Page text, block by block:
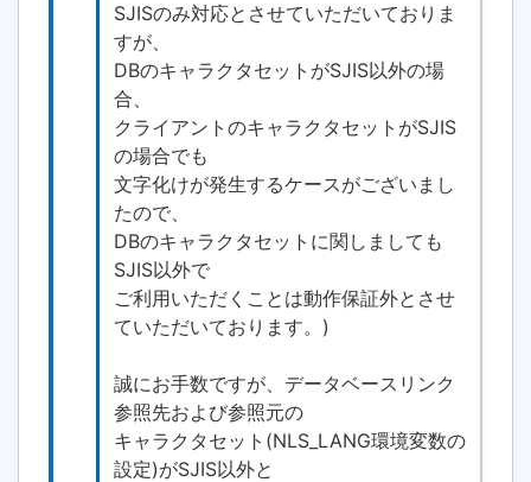
SJISのみ対応とさせていただいておりま
すが、
DBのキャラクタセットがSJIS以外の場
合、
クライアントのキャラクタセットがSJIS
の場合でも
文字化けが発生するケースがございまし
たので、
DBのキャラクタセットに関しましても
SJIS以外で
ご利用いただくことは動作保証外とさせ
ていただいております。)
誠にお手数ですが、データベースリンク
参照先および参照元の
キャラクタセット(NLS_LANG環境変数の
設定)がSJIS以外と